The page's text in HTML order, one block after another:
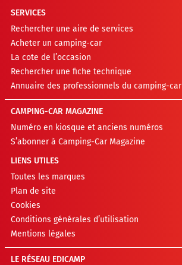
SERVICES
Rechercher une aire de services
Acheter un camping-car
La cote de l’occasion
Rechercher une fiche technique
Annuaire des professionnels du camping-car
CAMPING-CAR MAGAZINE
Numéro en kiosque et anciens numéros
S’abonner à Camping-Car Magazine
LIENS UTILES
Toutes les marques
Plan de site
Cookies
Conditions générales d’utilisation
Mentions légales
LE RÉSEAU EDICAMP